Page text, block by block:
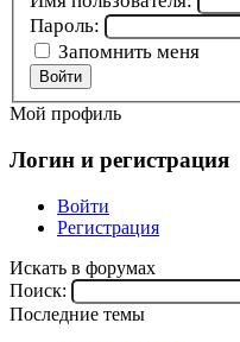
Пароль:
Запомнить меня
Войти
Мой профиль
Логин и регистрация
Войти
Регистрация
Искать в форумах
Поиск:
Последние темы